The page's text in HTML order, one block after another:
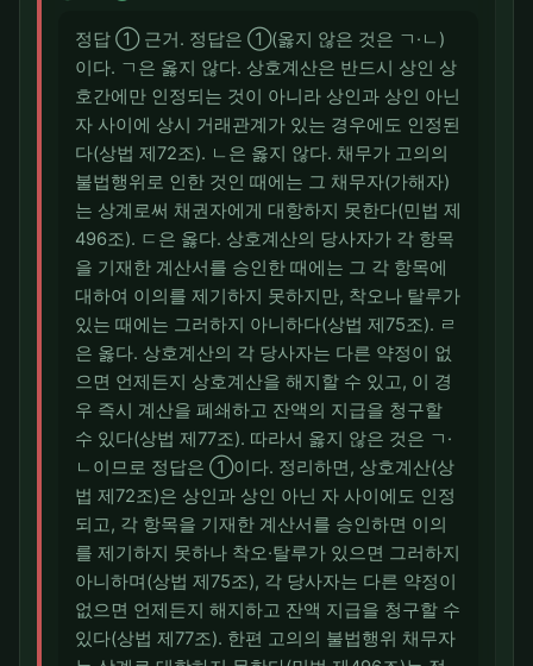
정답 ① 근거. 정답은 ①(옳지 않은 것은 ㄱ·ㄴ)
이다. ㄱ은 옳지 않다. 상호계산은 반드시 상인 상
호간에만 인정되는 것이 아니라 상인과 상인 아닌
자 사이에 상시 거래관계가 있는 경우에도 인정된
다(상법 제72조). ㄴ은 옳지 않다. 채무가 고의의
불법행위로 인한 것인 때에는 그 채무자(가해자)
는 상계로써 채권자에게 대항하지 못한다(민법 제
496조). ㄷ은 옳다. 상호계산의 당사자가 각 항목
을 기재한 계산서를 승인한 때에는 그 각 항목에
대하여 이의를 제기하지 못하지만, 착오나 탈루가
있는 때에는 그러하지 아니하다(상법 제75조). ㄹ
은 옳다. 상호계산의 각 당사자는 다른 약정이 없
으면 언제든지 상호계산을 해지할 수 있고, 이 경
우 즉시 계산을 폐쇄하고 잔액의 지급을 청구할
수 있다(상법 제77조). 따라서 옳지 않은 것은 ㄱ·
ㄴ이므로 정답은 ①이다. 정리하면, 상호계산(상
법 제72조)은 상인과 상인 아닌 자 사이에도 인정
되고, 각 항목을 기재한 계산서를 승인하면 이의
를 제기하지 못하나 착오·탈루가 있으면 그러하지
아니하며(상법 제75조), 각 당사자는 다른 약정이
없으면 언제든지 해지하고 잔액 지급을 청구할 수
있다(상법 제77조). 한편 고의의 불법행위 채무자